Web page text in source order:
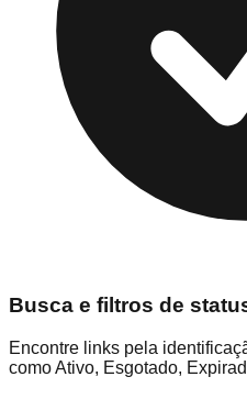
Busca e filtros de
Encontre links pela
como Ativo, Esgotado,